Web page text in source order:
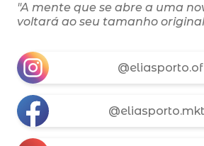
"A mente que se abre a uma
voltará ao seu tamanho